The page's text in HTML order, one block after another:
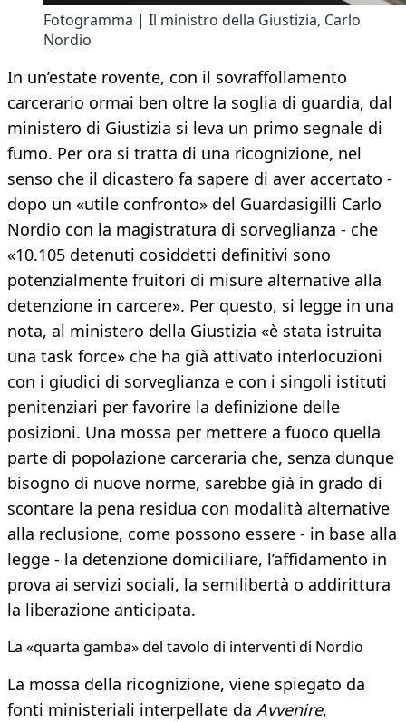
Fotogramma | Il ministro della Giustizia, Carlo
Nordio
In un’estate rovente, con il sovraffollamento
carcerario ormai ben oltre la soglia di guardia, dal
ministero di Giustizia si leva un primo segnale di
fumo. Per ora si tratta di una ricognizione, nel
senso che il dicastero fa sapere di aver accertato -
dopo un «utile confronto» del Guardasigilli Carlo
Nordio con la magistratura di sorveglianza - che
«10.105 detenuti cosiddetti definitivi sono
potenzialmente fruitori di misure alternative alla
detenzione in carcere». Per questo, si legge in una
nota, al ministero della Giustizia «è stata istruita
una task force» che ha già attivato interlocuzioni
con i giudici di sorveglianza e con i singoli istituti
penitenziari per favorire la definizione delle
posizioni. Una mossa per mettere a fuoco quella
parte di popolazione carceraria che, senza dunque
bisogno di nuove norme, sarebbe già in grado di
scontare la pena residua con modalità alternative
alla reclusione, come possono essere - in base alla
legge - la detenzione domiciliare, l’affidamento in
prova ai servizi sociali, la semilibertà o addirittura
la liberazione anticipata.
La «quarta gamba» del tavolo di interventi di Nordio
La mossa della ricognizione, viene spiegato da
fonti ministeriali interpellate da Avvenire,